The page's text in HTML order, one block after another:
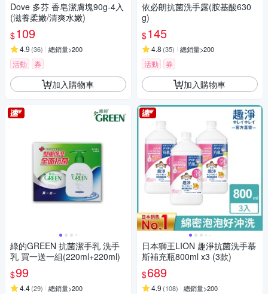
Dove 多芬 香皂潔膚塊90g-4入
(滋養柔嫩/清爽水嫩)
$109
4.9 (36) 總銷量>200
活動 券
加入購物車
綠的GREEN 抗菌潔手乳 洗手
乳 買一送一組(220ml+220ml)
$99
4.4(29) 總銷量>200
依必朗抗菌洗手露(胺基酸630
g)
$145
4.8 (35) 總銷量>200
活動 券
加入購物車
日本獅王LION 趣淨抗菌洗手慕
斯補充瓶800ml x3 (3款)
$689
4.9 (108) 總銷量>200